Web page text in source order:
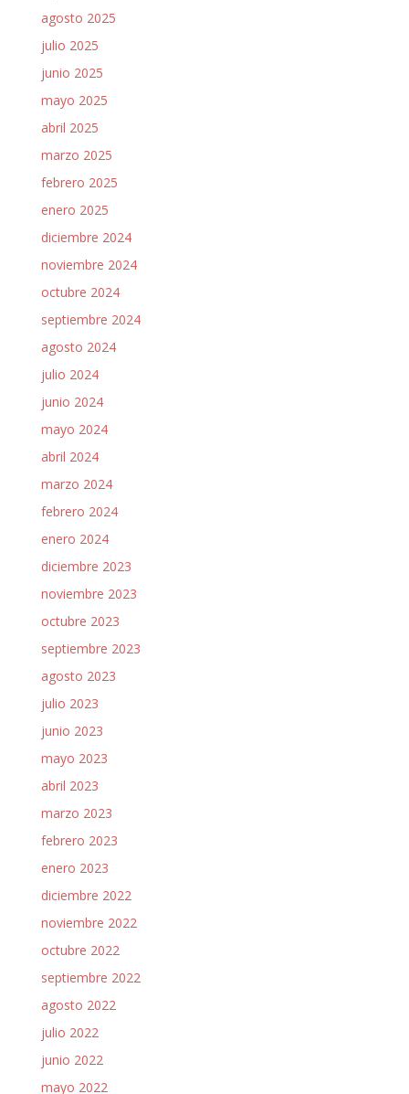
agosto 2025
julio 2025
junio 2025
mayo 2025
abril 2025
marzo 2025
febrero 2025
enero 2025
diciembre 2024
noviembre 2024
octubre 2024
septiembre 2024
agosto 2024
julio 2024
junio 2024
mayo 2024
abril 2024
marzo 2024
febrero 2024
enero 2024
diciembre 2023
noviembre 2023
octubre 2023
septiembre 2023
agosto 2023
julio 2023
junio 2023
mayo 2023
abril 2023
marzo 2023
febrero 2023
enero 2023
diciembre 2022
noviembre 2022
octubre 2022
septiembre 2022
agosto 2022
julio 2022
junio 2022
mayo 2022